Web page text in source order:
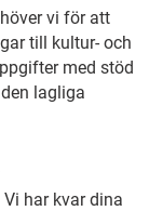
vi för att
till kultur- och
med stöd
lagliga
har kvar dina